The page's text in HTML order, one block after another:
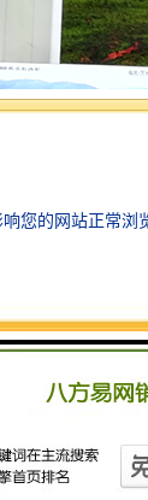
很大的力量。
系统的眼睛，